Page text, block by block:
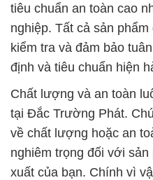
tiêu chuẩn an toàn cao
nghiệp. Tất cả sản
kiểm tra và đảm bảo
định và tiêu chuẩn hiện
Chất lượng và an toàn
tại Đắc Trường Phát.
về chất lượng hoặc an
nghiêm trọng đối với
xuất của bạn. Chính vì